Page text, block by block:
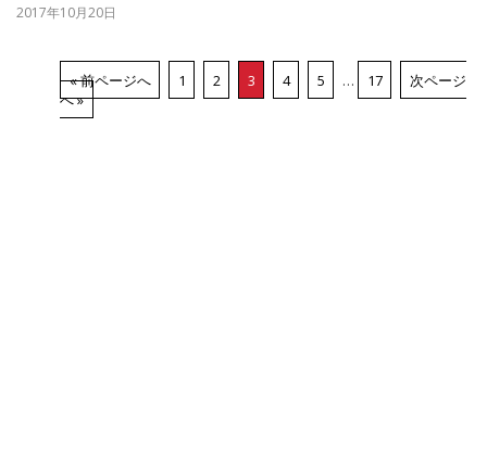
2017年10月20日
« 前ページへ 1 2 3 4 5 … 17
次ページ
へ »